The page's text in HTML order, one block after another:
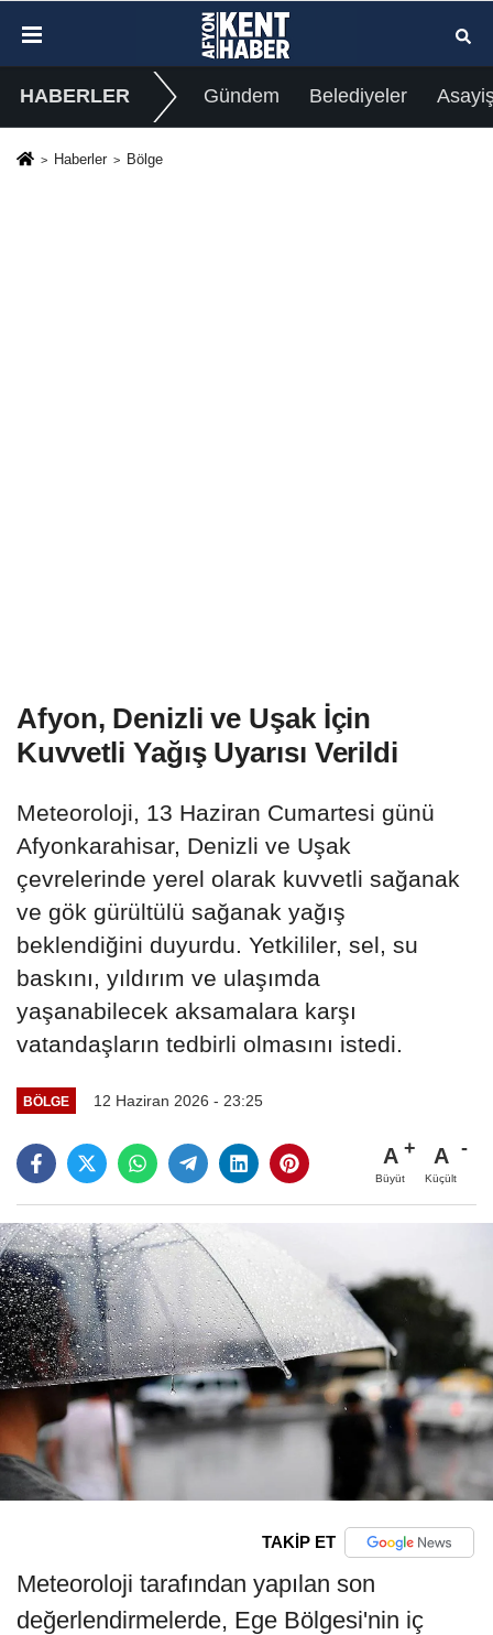
HABERLER Gündem Belediyeler
Haberler Bölge
Afyon, Denizli ve Uşak İçin
Kuvvetli Yağış Uyarısı Verildi
Meteoroloji, 13 Haziran Cumartesi günü
Afyonkarahisar, Denizli ve Uşak
çevrelerinde yerel olarak kuvvetli sağanak
ve gök gürültülü sağanak yağış
beklendiğini duyurdu. Yetkililer, sel, su
baskını, yıldırım ve ulaşımda
yaşanabilecek aksamalara karşı
vatandaşların tedbirli olmasını istedi.
BÖLGE 12 Haziran 2026 - 23:25
A
Büyüt
A
Küçült
TAKİP ET
Meteoroloji tarafından yapılan son
değerlendirmelerde, Ege Bölgesi'nin iç